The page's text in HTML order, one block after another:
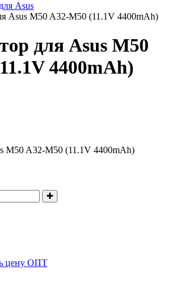
Asus
Asus M50 A32-M50 (11.1V 4400mAh)
для Asus M50
4400mAh)
M50 A32-M50 (11.1V 4400mAh)
цену ОПТ